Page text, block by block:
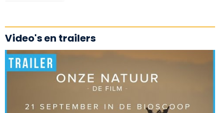
Video's en trailers